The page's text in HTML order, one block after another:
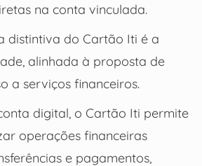
na conta vinculada.
distintiva do Cartão Iti é a
alinhada à proposta de
a serviços financeiros.
digital, o Cartão Iti permite
operações financeiras
e pagamentos,